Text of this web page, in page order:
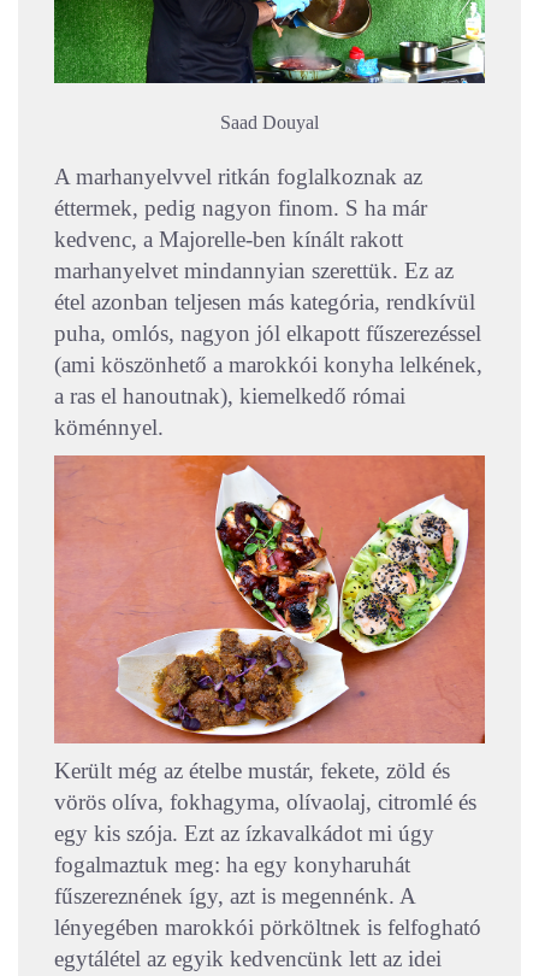
Saad Douyal
A marhanyelvvel ritkán foglalkoznak az
éttermek, pedig nagyon finom. S ha már
kedvenc, a Majorelle-ben kínált rakott
marhanyelvet mindannyian szerettük. Ez az
étel azonban teljesen más kategória, rendkívül
puha, omlós, nagyon jól elkapott fűszerezéssel
(ami köszönhető a marokkói konyha lelkének,
a ras el hanoutnak), kiemelkedő római
köménnyel.
Került még az ételbe mustár, fekete, zöld és
vörös olíva, fokhagyma, olívaolaj, citromlé és
egy kis szója. Ezt az ízkavalkádot mi úgy
fogalmaztuk meg: ha egy konyharuhát
fűszereznének így, azt is megennénk. A
lényegében marokkói pörköltnek is felfogható
egytálétel az egyik kedvencünk lett az idei